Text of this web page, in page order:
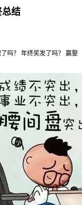
总结
吗？ 年终奖发了吗？ 赢娶